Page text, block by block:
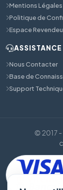
Mentions Légales
Politique de
Espace
ASSISTANCE
Nous Contacter
Base de
Support
© 2017